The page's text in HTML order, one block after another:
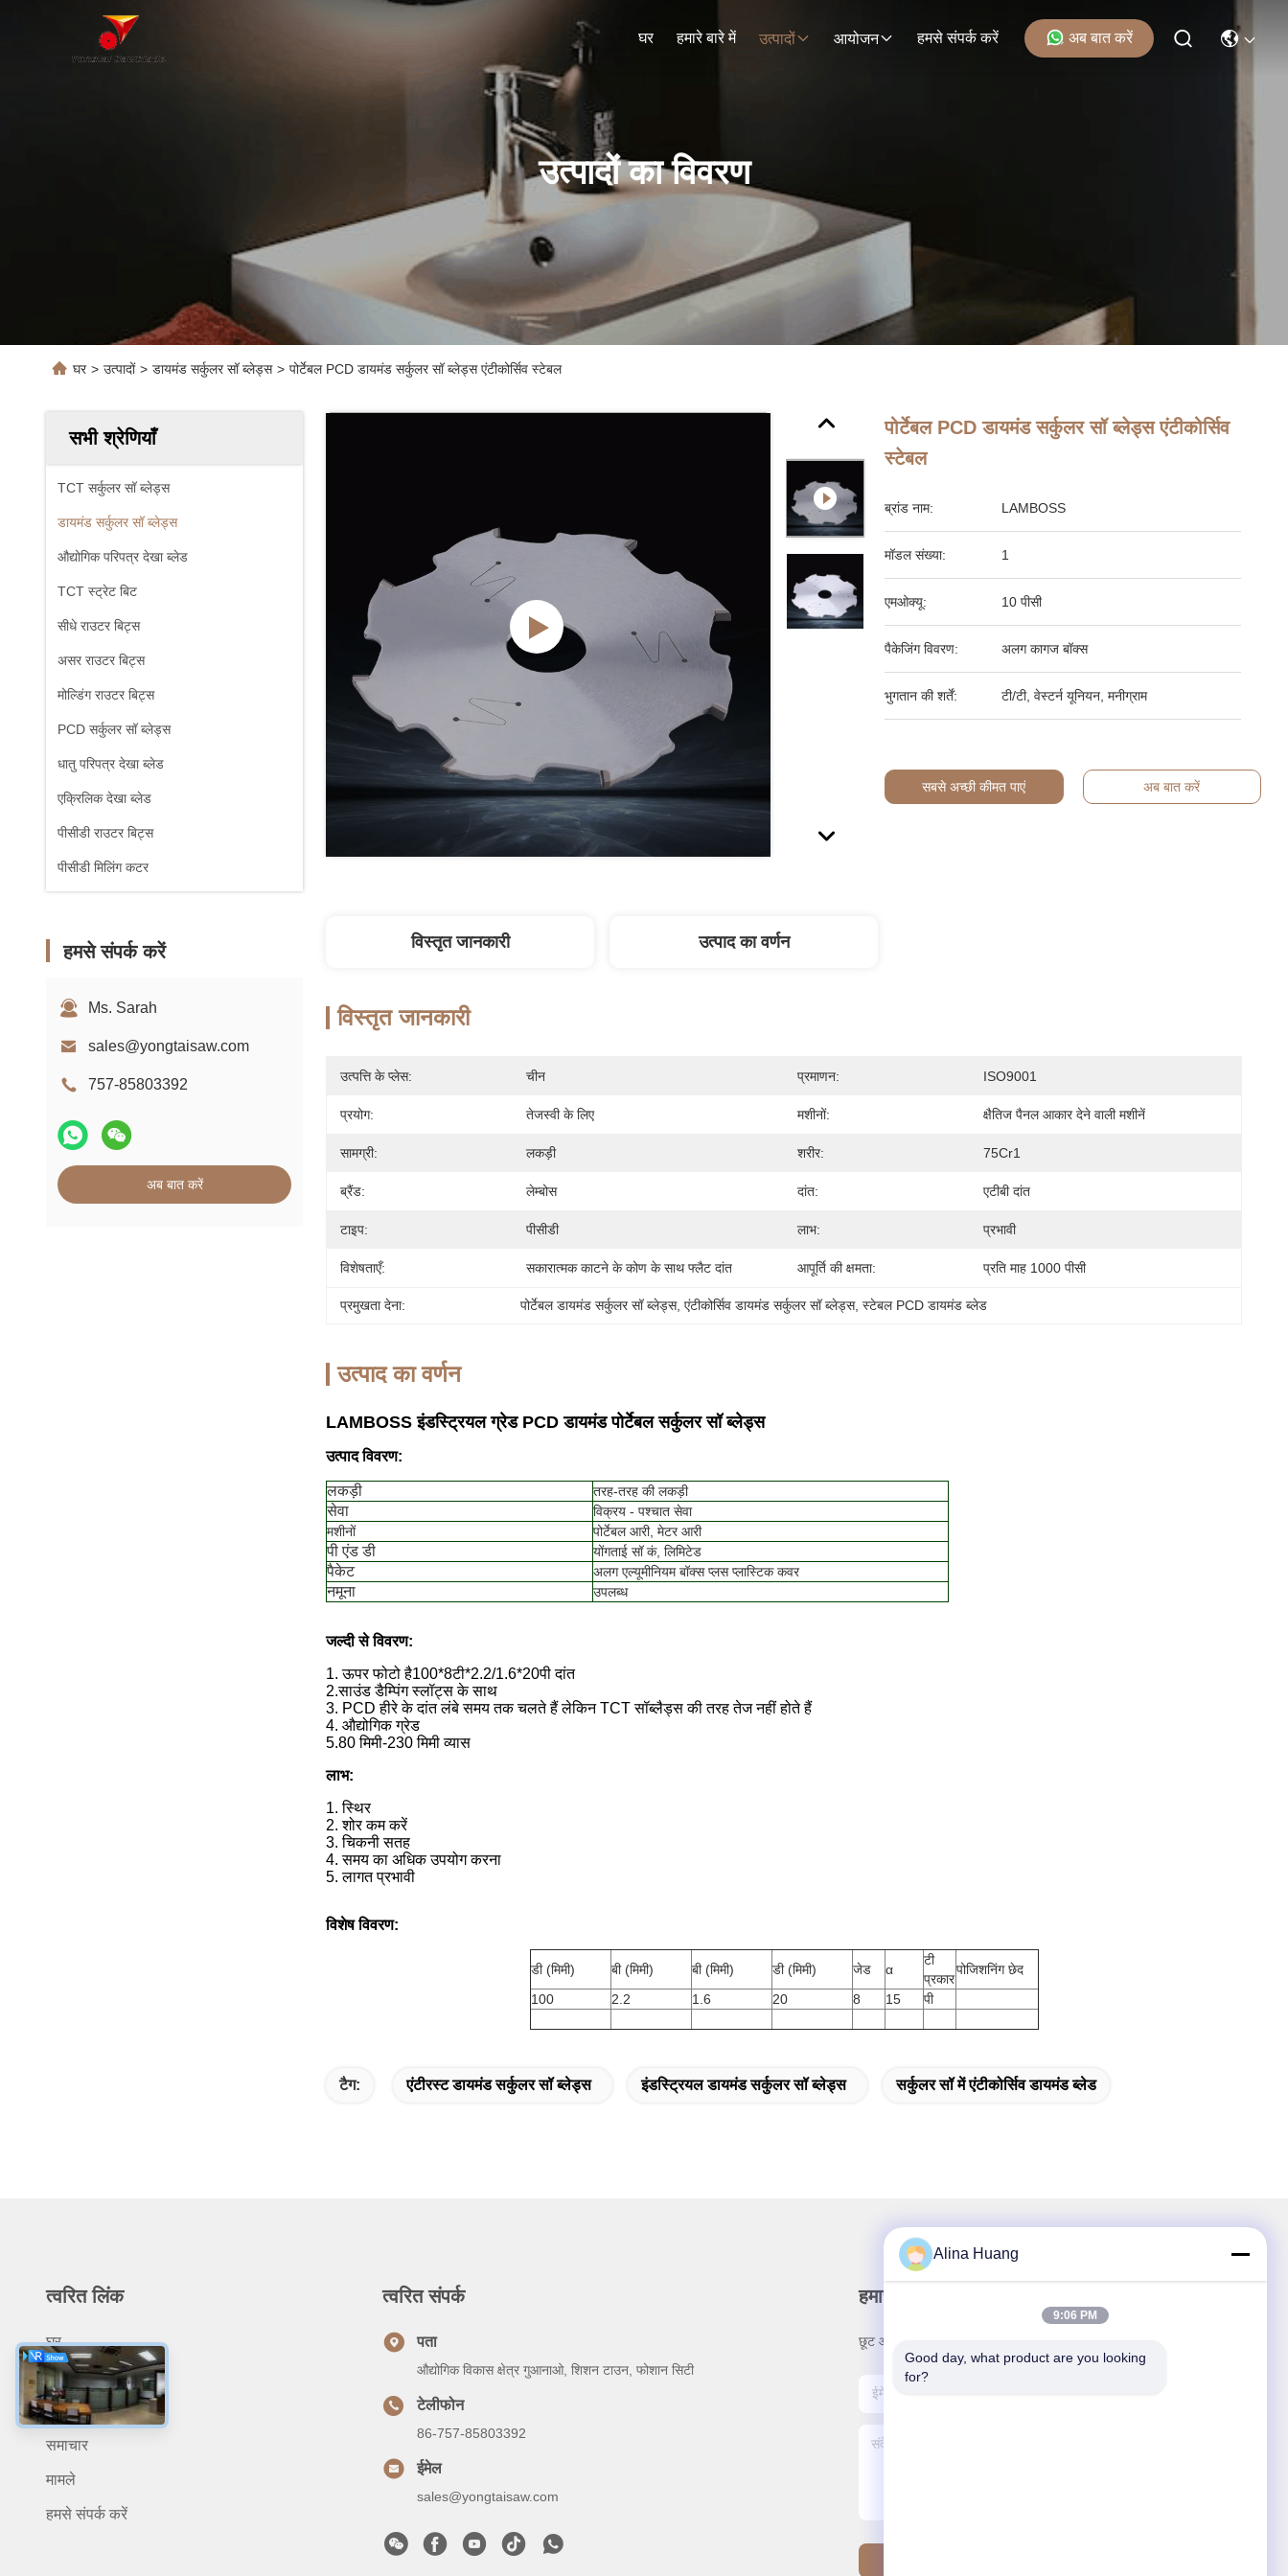
घर हमारे बारे में उत्पादों आयोजन हमसे संपर्क करें अब बात करें
उत्पादों का विवरण
घर > उत्पादों > डायमंड सर्कुलर सॉ ब्लेड्स > पोर्टेबल PCD डायमंड सर्कुलर सॉ ब्लेड्स एंटीकोर्सिव स्टेबल
सभी श्रेणियाँ
TCT सर्कुलर सॉ ब्लेड्स
डायमंड सर्कुलर सॉ ब्लेड्स
औद्योगिक परिपत्र देखा ब्लेड
TCT स्ट्रेट बिट
सीधे राउटर बिट्स
असर राउटर बिट्स
मोल्डिंग राउटर बिट्स
PCD सर्कुलर सॉ ब्लेड्स
धातु परिपत्र देखा ब्लेड
एक्रिलिक देखा ब्लेड
पीसीडी राउटर बिट्स
पीसीडी मिलिंग कटर
हमसे संपर्क करें
Ms. Sarah
sales@yongtaisaw.com
757-85803392
अब बात करें
पोर्टेबल PCD डायमंड सर्कुलर सॉ ब्लेड्स एंटीकोर्सिव
स्टेबल
ब्रांड नाम: LAMBOSS
मॉडल संख्या: 1
एमओक्यू: 10 पीसी
पैकेजिंग विवरण: अलग कागज बॉक्स
भुगतान की शर्तें: टी/टी, वेस्टर्न यूनियन, मनीग्राम
सबसे अच्छी कीमत पाएं अब बात करें
विस्तृत जानकारी उत्पाद का वर्णन
विस्तृत जानकारी
उत्पत्ति के प्लेस: चीन प्रमाणन: ISO9001
प्रयोग: तेजस्वी के लिए मशीनों: क्षैतिज पैनल आकार देने वाली मशीनें
सामग्री: लकड़ी शरीर: 75Cr1
ब्रैंड: लेम्बोस दांत: एटीबी दांत
टाइप: पीसीडी लाभ: प्रभावी
विशेषताएँ: सकारात्मक काटने के कोण के साथ फ्लैट दांत आपूर्ति की क्षमता: प्रति माह 1000 पीसी
प्रमुखता देना: पोर्टेबल डायमंड सर्कुलर सॉ ब्लेड्स, एंटीकोर्सिव डायमंड सर्कुलर सॉ ब्लेड्स, स्टेबल PCD डायमंड ब्लेड
उत्पाद का वर्णन
LAMBOSS इंडस्ट्रियल ग्रेड PCD डायमंड पोर्टेबल सर्कुलर सॉ ब्लेड्स
उत्पाद विवरण:
लकड़ी तरह-तरह की लकड़ी
सेवा
विक्रय - पश्चात सेवा
मशीनों
पोर्टेबल आरी, मेटर आरी
पी एंड डी योंगताई सॉ कं, लिमिटेड
पैकेट अलग एल्यूमीनियम बॉक्स प्लस प्लास्टिक कवर
नमूना उपलब्ध
जल्दी से विवरण:
1. ऊपर फोटो है100*8टी*2.2/1.6*20पी दांत
2.साउंड डैम्पिंग स्लॉट्स के साथ
3. PCD हीरे के दांत लंबे समय तक चलते हैं लेकिन TCT सॉब्लैड्स की तरह तेज नहीं होते हैं
4. औद्योगिक ग्रेड
5.80 मिमी-230 मिमी व्यास
लाभ:
1. स्थिर
2. शोर कम करें
3. चिकनी सतह
4. समय का अधिक उपयोग करना
5. लागत प्रभावी
विशेष विवरण:
डी (मिमी) बी (मिमी) बी (मिमी) डी (मिमी) जेड α
टी
प्रकार
पोजिशनिंग छेद
100
2.2 1.6 20 8 15 पी
टैग: एंटीरस्ट डायमंड सर्कुलर सॉ ब्लेड्स इंडस्ट्रियल डायमंड सर्कुलर सॉ ब्लेड्स सर्कुलर सॉ में एंटीकोर्सिव डायमंड ब्लेड
त्वरित लिंक
घर
उत्पादों
हमारे बारे में
समाचार
मामले
हमसे संपर्क करें
त्वरित संपर्क
पता
औद्योगिक विकास क्षेत्र गुआनाओ, शिशन टाउन, फोशान सिटी
टेलीफोन
86-757-85803392
ईमेल
sales@yongtaisaw.com
हमारा समाचार पत्र
छूट और अधिक के लिए हमारे न्यूज़लेटर की सदस्यता लें।
Alina Huang
9:06 PM
Good day, what product are you looking
for?